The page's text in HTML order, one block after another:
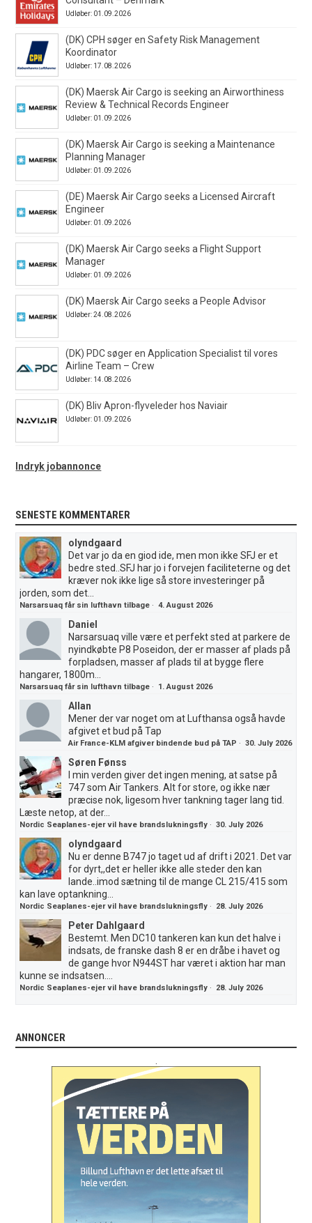
Udløber: 01.09.2026
(DK) CPH søger en Safety Risk Management
Koordinator
Udløber: 17.08.2026
(DK) Maersk Air Cargo is seeking an Airworthiness
Review & Technical Records Engineer
Udløber: 01.09.2026
(DK) Maersk Air Cargo is seeking a Maintenance
Planning Manager
Udløber: 01.09.2026
(DE) Maersk Air Cargo seeks a Licensed Aircraft
Engineer
Udløber: 01.09.2026
(DK) Maersk Air Cargo seeks a Flight Support
Manager
Udløber: 01.09.2026
(DK) Maersk Air Cargo seeks a People Advisor
Udløber: 24.08.2026
(DK) PDC søger en Application Specialist til vores
Airline Team – Crew
Udløber: 14.08.2026
(DK) Bliv Apron-flyveleder hos Naviair
Udløber: 01.09.2026
Indryk jobannonce
SENESTE KOMMENTARER
olyndgaard
Det var jo da en giod ide, men mon ikke SFJ er et
bedre sted..SFJ har jo i forvejen faciliteterne og det
kræver nok ikke lige så store investeringer på
jorden, som det...
Narsarsuaq får sin lufthavn tilbage ·4. August 2026
Daniel
Narsarsuaq ville være et perfekt sted at parkere de
nyindkøbte P8 Poseidon, der er masser af plads på
forpladsen, masser af plads til at bygge flere
hangarer, 1800m...
Narsarsuaq får sin lufthavn tilbage · 1. August 2026
Allan
Mener der var noget om at Lufthansa også havde
afgivet et bud på Tap
Air France-KLM afgiver bindende bud på TAP ·30. July 2026
Søren Fønss
I min verden giver det ingen mening, at satse på
747 som Air Tankers. Alt for store, og ikke nær
præcise nok, ligesom hver tankning tager lang tid.
Læste netop, at der...
Nordic Seaplanes-ejer vil have brandslukningsfly ·30. July 2026
olyndgaard
Nu er denne B747 jo taget ud af drift i 2021. Det var
for dyrt,,det er heller ikke alle steder den kan
lande..imod sætning til de mange CL 215/415 som
kan lave optankning...
Nordic Seaplanes-ejer vil have brandslukningsfly · 28. July 2026
Peter Dahlgaard
Bestemt. Men DC10 tankeren kan kun det halve i
indsats, de franske dash 8 er en dråbe i havet og
de gange hvor N944ST har været i aktion har man
kunne se indsatsen....
Nordic Seaplanes-ejer vil have brandslukningsfly · 28. July 2026
ANNONCER